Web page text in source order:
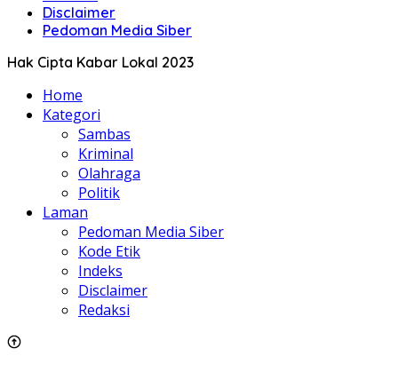
Disclaimer
Pedoman Media Siber
Hak Cipta Kabar Lokal 2023
Home
Kategori
Sambas
Kriminal
Olahraga
Politik
Laman
Pedoman Media Siber
Kode Etik
Indeks
Disclaimer
Redaksi